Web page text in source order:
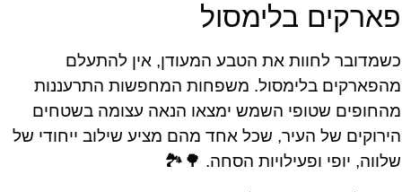
פארקים בלימסול
כשמדובר לחוות את הטבע המעודן, אין להתעלם
מהפארקים בלימסול. משפחות המחפשות התרעננות
מהחופים שטופי השמש ימצאו הנאה עצומה בשטחים
הירוקים של העיר, שכל אחד מהם מציע שילוב ייחודי של
שלווה, יופי ופעילויות הסחה. 🌳🏞️